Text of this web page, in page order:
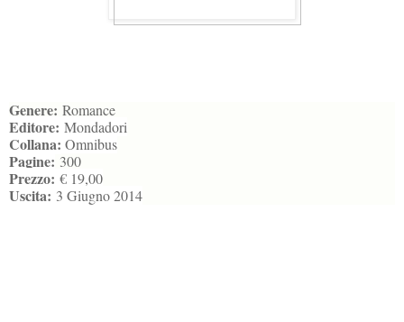
Genere: Romance
Editore: Mondadori
Collana: Omnibus
Pagine: 300
Prezzo: € 19,00
Uscita: 3 Giugno 2014